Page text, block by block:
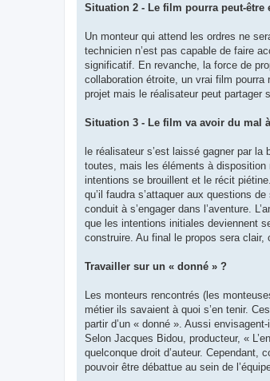
Situation 2 - Le film pourra peut-être
Un monteur qui attend les ordres ne
technicien n’est pas capable de faire
significatif. En revanche, la force de
collaboration étroite, un vrai film
projet mais le réalisateur peut partager
Situation 3 - Le film va avoir du mal
le réalisateur s’est laissé gagner par
toutes, mais les éléments à
intentions se brouillent et le récit
qu’il faudra s’attaquer aux questions
conduit à s’engager dans l’aventure.
que les intentions initiales deviennent
construire. Au final le propos sera clair,
Travailler sur un « donné » ?
Les monteurs rencontrés (les
métier ils savaient à quoi s’en tenir.
partir d’un « donné ». Aussi
Selon Jacques Bidou, producteur, «
quelconque droit d’auteur. Cependant,
pouvoir être débattue au sein de